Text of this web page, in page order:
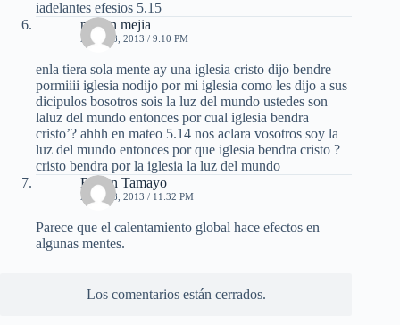
iadelantes efesios 5.15
nelson mejia
ABRIL 8, 2013 / 9:10 PM
enla tiera sola mente ay una iglesia cristo dijo bendre
pormiiii iglesia nodijo por mi iglesia como les dijo a sus
dicipulos bosotros sois la luz del mundo ustedes son
laluz del mundo entonces por cual iglesia bendra
cristo’? ahhh en mateo 5.14 nos aclara vosotros soy la
luz del mundo entonces por que iglesia bendra cristo ?
cristo bendra por la iglesia la luz del mundo
Ruben Tamayo
ABRIL 8, 2013 / 11:32 PM
Parece que el calentamiento global hace efectos en
algunas mentes.
Los comentarios están cerrados.